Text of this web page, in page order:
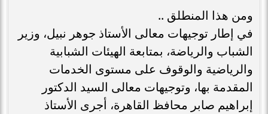
ومن هذا المنطلق ..
في إطار توجيهات معالى الأستاذ جوهر نبيل، وزير
الشباب والرياضة، بمتابعة الهيئات الشبابية
والرياضية والوقوف على مستوى الخدمات
المقدمة بها، وتوجيهات معالى السيد الدكتور
إبراهيم صابر محافظ القاهرة، أجرى الأستاذ